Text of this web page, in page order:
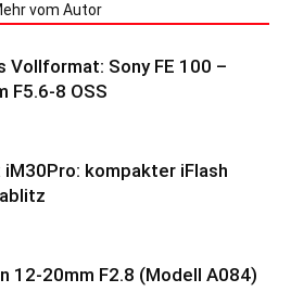
vom Autor
Vollformat: Sony FE 100 –
F5.6-8 OSS
iM30Pro: kompakter iFlash
12-20mm F2.8 (Modell A084)